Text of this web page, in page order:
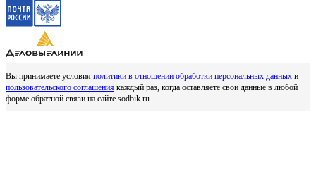
Вы принимаете условия политики в отношении обработки персональных данных и
пользовательского соглашения каждый раз, когда оставляете свои данные в любой
форме обратной связи на сайте sodbik.ru